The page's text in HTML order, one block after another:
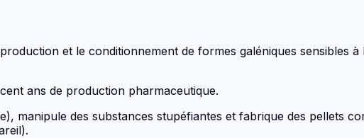
et le conditionnement de formes galéniques sensibles
ans de production pharmaceutique.
manipule des substances stupéfiantes et fabrique des pellets